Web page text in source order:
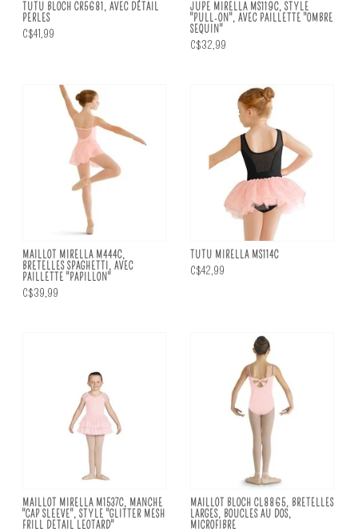
TUTU BLOCH CR5681, AVEC DÉTAIL
PERLES
C$41,99
JUPE MIRELLA MS119C, STYLE
"PULL-ON", AVEC PAILLETTE "OMBRE
SEQUIN"
C$32,99
MAILLOT MIRELLA M444C,
BRETELLES SPAGHETTI, AVEC
PAILLETTE "PAPILLON"
C$39,99
TUTU MIRELLA MS114C
C$42,99
MAILLOT MIRELLA M1537C, MANCHE
"CAP SLEEVE", STYLE "GLITTER MESH
FRILL DETAIL LEOTARD"
MAILLOT BLOCH CL8865, BRETELLES
LARGES, BOUCLES AU DOS,
MICROFIBRE